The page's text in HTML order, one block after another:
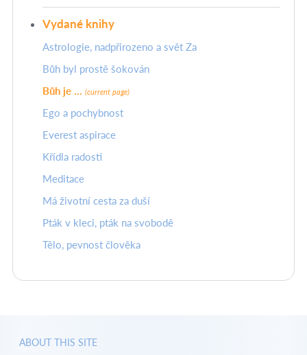
Vydané knihy
Astrologie, nadpřirozeno a svět Za
Bůh byl prostě šokován
Bůh je ... (current page)
Ego a pochybnost
Everest aspirace
Křídla radosti
Meditace
Má životní cesta za duší
Pták v kleci, pták na svobodě
Tělo, pevnost člověka
ABOUT THIS SITE